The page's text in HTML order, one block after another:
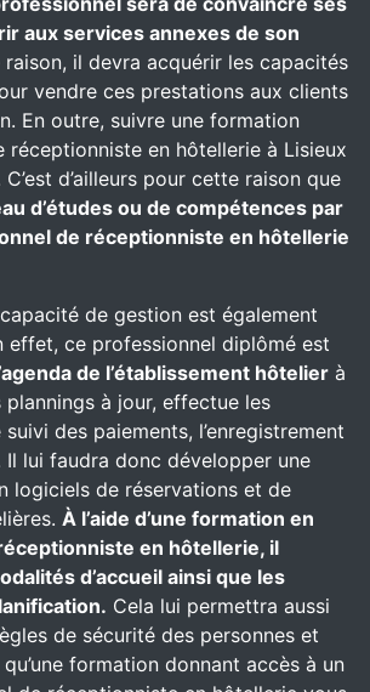
aux services annexes de son
raison, il devra acquérir les capacités
vendre ces prestations aux clients
En outre, suivre une formation
réceptionniste en hôtellerie à Lisieux
d’ailleurs pour cette raison que
d’études ou de compétences par
de réceptionniste en hôtellerie
de gestion est également
effet, ce professionnel diplômé est
de l’établissement hôtelier à
plannings à jour, effectue les
des paiements, l’enregistrement
Il lui faudra donc développer une
logiciels de réservations et de
À l’aide d’une formation en
en hôtellerie, il
d’accueil ainsi que les
Cela lui permettra aussi
de sécurité des personnes et
formation donnant accès à un